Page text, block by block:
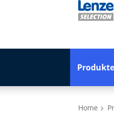
Produkte
Home